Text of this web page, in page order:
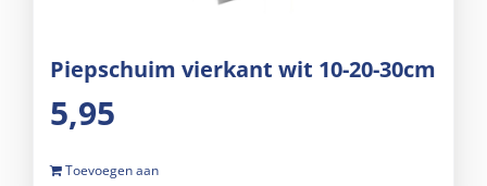
Piepschuim vierkant wit 10-20-30cm
5,95
Toevoegen aan